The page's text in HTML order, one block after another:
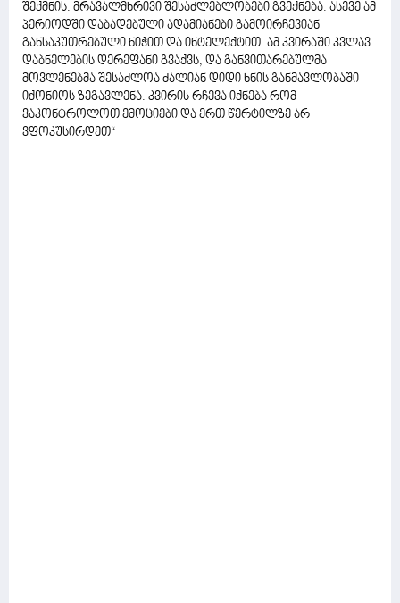
შექმნის. მრავალმხრივი შესაძლებლობები გვექნება. ასევე ამ
პერიოდში დაბადებული ადამიანები გამოირჩევიან
განსაკუთრებული ნიჭით და ინტელექტით. ამ კვირაში კვლავ
დაბნელების დერეფანი გვაქვს, და განვითარებულმა
მოვლენებმა შესაძლოა ძალიან დიდი ხნის განმავლობაში
იქონიოს ზეგავლენა. კვირის რჩევა იქნება რომ
ვაკონტროლოთ ემოციები და ერთ წერტილზე არ
ვფოკუსირდეთ“